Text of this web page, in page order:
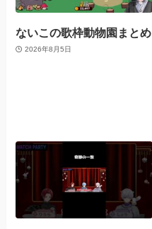
ないこの歌枠動物園まとめ
2026年8月5日